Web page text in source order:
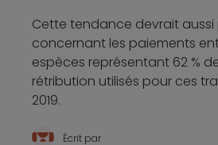
Cette tendance devrait aussi
concernant les paiements
espèces représentant 62 %
rétribution utilisés pour ces
2019.
Écrit par